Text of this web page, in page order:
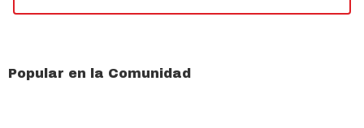
Popular en la Comunidad